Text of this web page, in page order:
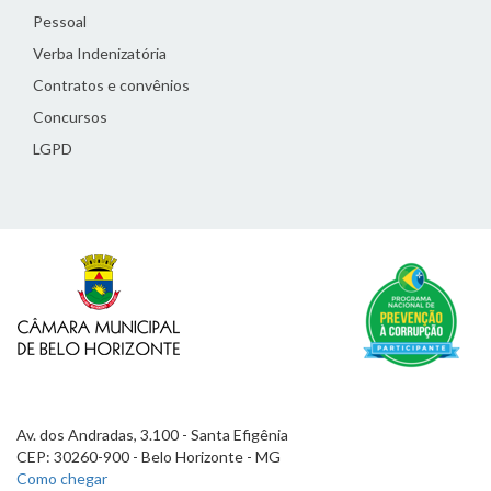
Pessoal
Verba Indenizatória
Contratos e convênios
Concursos
LGPD
Av. dos Andradas, 3.100 - Santa Efigênia
CEP: 30260-900 - Belo Horizonte - MG
Como chegar